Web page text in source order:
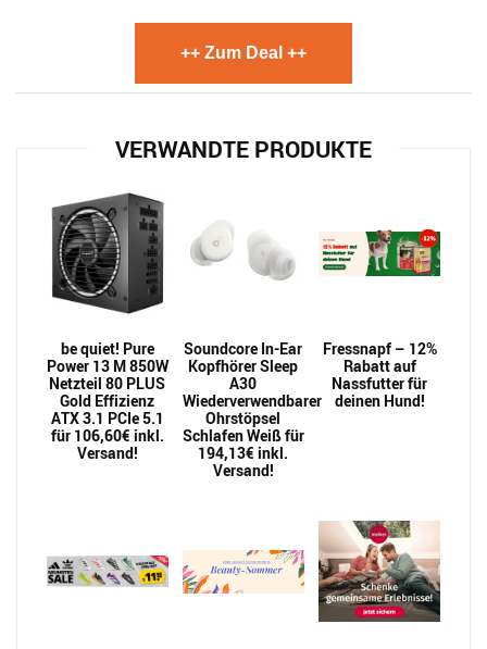
++ Zum Deal ++
VERWANDTE PRODUKTE
be quiet! Pure
Power 13 M 850W
Netzteil 80 PLUS
Gold Effizienz
ATX 3.1 PCIe 5.1
für 106,60€ inkl.
Versand!
Soundcore In-Ear
Kopfhörer Sleep
A30
Wiederverwendbarer
Ohrstöpsel
Schlafen Weiß für
194,13€ inkl.
Versand!
Fressnapf – 12%
Rabatt auf
Nassfutter für
deinen Hund!